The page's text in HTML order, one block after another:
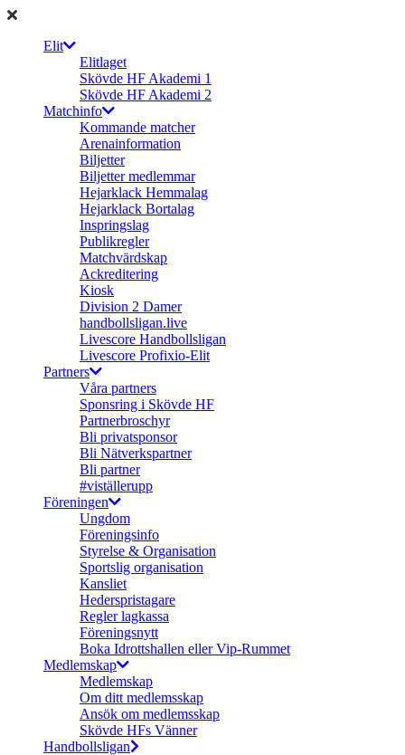
Elit
Elitlaget
Skövde HF Akademi 1
Skövde HF Akademi 2
Matchinfo
Kommande matcher
Arenainformation
Biljetter
Biljetter medlemmar
Hejarklack Hemmalag
Hejarklack Bortalag
Inspringslag
Publikregler
Matchvärdskap
Ackreditering
Kiosk
Division 2 Damer
handbollsligan.live
Livescore Handbollsligan
Livescore Profixio-Elit
Partners
Våra partners
Sponsring i Skövde HF
Partnerbroschyr
Bli privatsponsor
Bli Nätverkspartner
Bli partner
#viställerupp
Föreningen
Ungdom
Föreningsinfo
Styrelse & Organisation
Sportslig organisation
Kansliet
Hederspristagare
Regler lagkassa
Föreningsnytt
Boka Idrottshallen eller Vip-Rummet
Medlemskap
Medlemskap
Om ditt medlemsskap
Ansök om medlemsskap
Skövde HFs Vänner
Handbollsligan